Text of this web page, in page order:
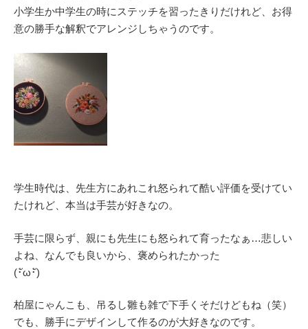
小学生か中学生の時にステッチを習ったきりだけれど、お得
意の勝手な解釈でアレンジしちゃうのです。
学生時代は、先生方にあれこれ怒られて酷い評価を受けてい
たけれど、本当は手芸が好きなの。
手芸に限らず、親にも先生にも怒られて育ったなぁ…悲しい
よね、なんでも良いから、褒められたかった
(･ัω･ั)
柏屋にゃんこも、吊るし雛も雑で下手くそだけどもね（笑）
でも、勝手にデザインして作るのが大好きなのです。